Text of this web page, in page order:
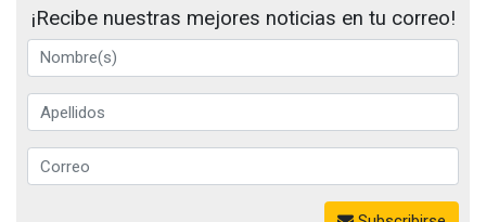
¡Recibe nuestras mejores noticias en tu correo!